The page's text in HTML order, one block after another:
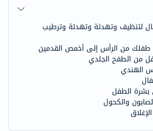
لتنظيف وتهدئة وتهدئة وترطيب
طفلك من الرأس إلى أخمص القدمين
من الطفح الجلدي
الهندي
بشرة الطفل
والكحول